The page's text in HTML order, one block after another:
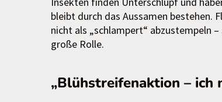
bleibt durch das Aussamen bestehen.
nicht als „schlampert“ abzustempeln
große Rolle.
„Blühstreifenaktion – ich